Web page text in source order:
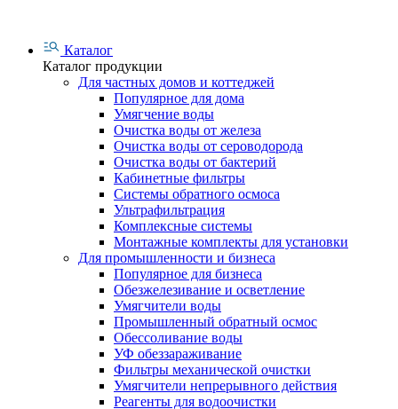
Каталог
Каталог продукции
Для частных домов и коттеджей
Популярное для дома
Умягчение воды
Очистка воды от железа
Очистка воды от сероводорода
Очистка воды от бактерий
Кабинетные фильтры
Системы обратного осмоса
Ультрафильтрация
Комплексные системы
Монтажные комплекты для установки
Для промышленности и бизнеса
Популярное для бизнеса
Обезжелезивание и осветление
Умягчители воды
Промышленный обратный осмос
Обессоливание воды
УФ обеззараживание
Фильтры механической очистки
Умягчители непрерывного действия
Реагенты для водоочистки